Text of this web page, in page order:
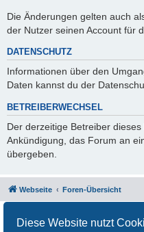
Diese Website nutzt
Die Änderungen gelten auch
der Nutzer seinen Account für
DATENSCHUTZ
Informationen über den
Daten kannst du der
BETREIBERWECHSEL
Der derzeitige Betreiber
Ankündigung, das Forum an
übergeben.
Webseite Foren-Übersicht
Deutsche